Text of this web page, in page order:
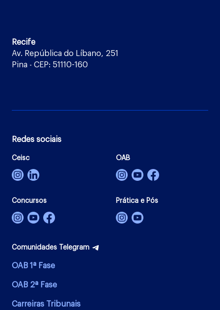
Recife
Av. República do Líbano, 251
Pina - CEP: 51110-160
Redes sociais
Ceisc OAB
Concursos Prática e Pós
Comunidades Telegram
OAB 1ª Fase
OAB 2ª Fase
Carreiras Tribunais